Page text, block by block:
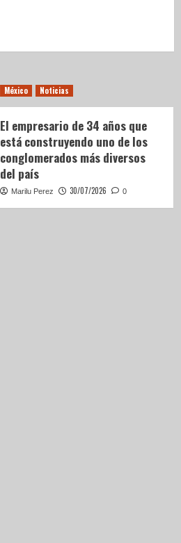
México Noticias
El empresario de 34 años que
está construyendo uno de los
conglomerados más diversos
del país
Marilu Perez 30/07/2026 0